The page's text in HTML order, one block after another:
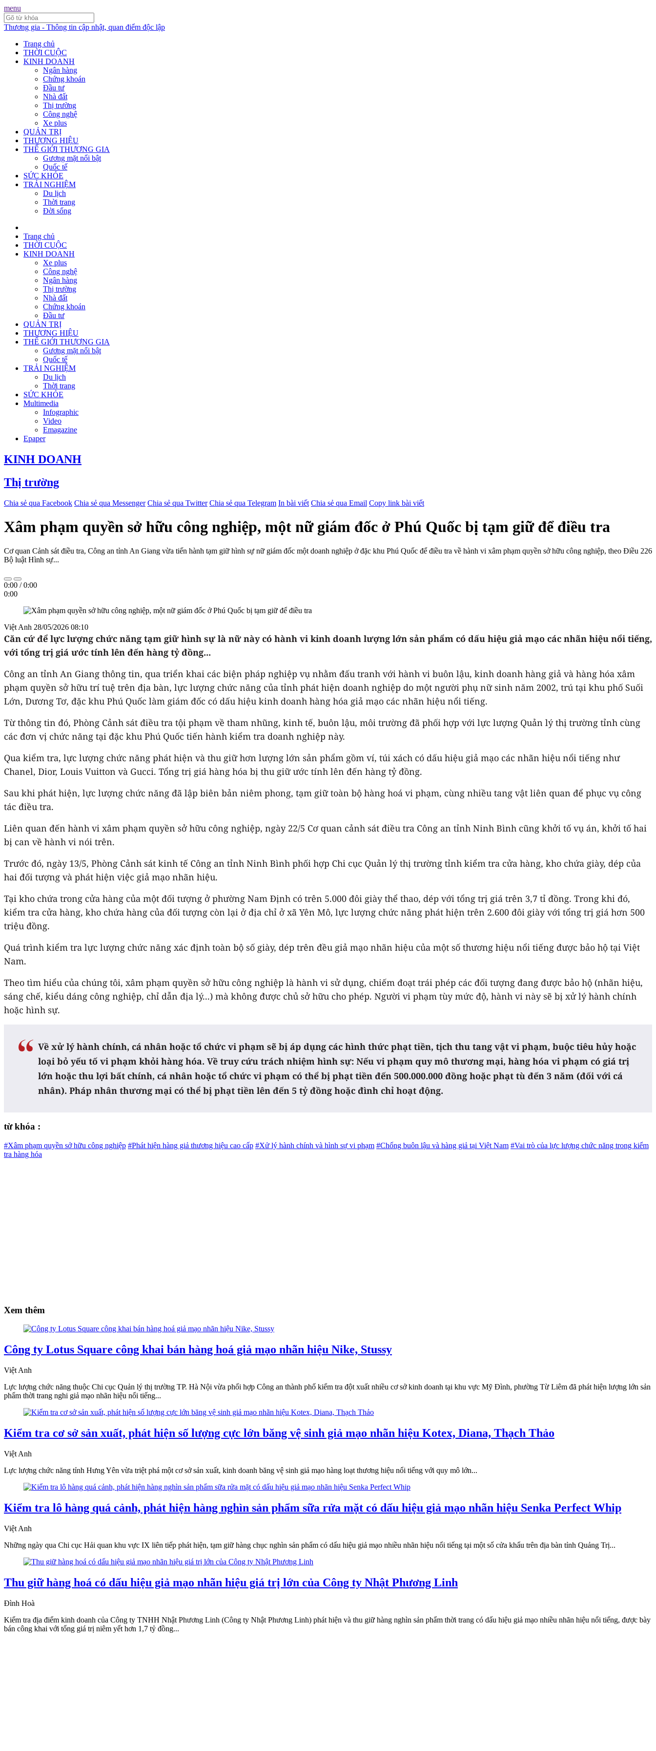
menu
Thương gia - Thông tin cập nhật, quan điểm độc lập
Trang chủ
THỜI CUỘC
KINH DOANH
Ngân hàng
Chứng khoán
Đầu tư
Nhà đất
Thị trường
Công nghệ
Xe plus
QUẢN TRỊ
THƯƠNG HIỆU
THẾ GIỚI THƯƠNG GIA
Gương mặt nổi bật
Quốc tế
SỨC KHỎE
TRẢI NGHIỆM
Du lịch
Thời trang
Đời sống
Trang chủ
THỜI CUỘC
KINH DOANH
Xe plus
Công nghệ
Ngân hàng
Thị trường
Nhà đất
Chứng khoán
Đầu tư
QUẢN TRỊ
THƯƠNG HIỆU
THẾ GIỚI THƯƠNG GIA
Gương mặt nổi bật
Quốc tế
TRẢI NGHIỆM
Du lịch
Thời trang
SỨC KHỎE
Multimedia
Infographic
Video
Emagazine
Epaper
KINH DOANH
Thị trường
Chia sẻ qua Facebook Chia sẻ qua Messenger Chia sẻ qua Twitter Chia sẻ qua Telegram In bài viết Chia sẻ qua Email Copy link bài viết
Xâm phạm quyền sở hữu công nghiệp, một nữ giám đốc ở Phú Quốc bị tạm giữ để điều tra
Cơ quan Cảnh sát điều tra, Công an tỉnh An Giang vừa tiến hành tạm giữ hình sự nữ giám đốc một doanh nghiệp ở đặc khu Phú Quốc để điều tra về hành vi xâm phạm quyền sở hữu công nghiệp, theo Điều 226
Bộ luật Hình sự...
0:00 /0:00
0:00
Việt Anh 28/05/2026 08:10
Căn cứ để lực lượng chức năng tạm giữ hình sự là nữ này có hành vi kinh doanh lượng lớn sản phẩm có dấu hiệu giả mạo các nhãn hiệu nổi tiếng,
với tổng trị giá ước tính lên đến hàng tỷ đồng...
Công an tỉnh An Giang thông tin, qua triển khai các biện pháp nghiệp vụ nhằm đấu tranh với hành vi buôn lậu, kinh doanh hàng giả và hàng hóa xâm
phạm quyền sở hữu trí tuệ trên địa bàn, lực lượng chức năng của tỉnh phát hiện doanh nghiệp do một người phụ nữ sinh năm 2002, trú tại khu phố Suối
Lớn, Dương Tơ, đặc khu Phú Quốc làm giám đốc có dấu hiệu kinh doanh hàng hóa giả mạo các nhãn hiệu nổi tiếng.
Từ thông tin đó, Phòng Cảnh sát điều tra tội phạm về tham nhũng, kinh tế, buôn lậu, môi trường đã phối hợp với lực lượng Quản lý thị trường tỉnh cùng
các đơn vị chức năng tại đặc khu Phú Quốc tiến hành kiểm tra doanh nghiệp này.
Qua kiểm tra, lực lượng chức năng phát hiện và thu giữ hơn lượng lớn sản phẩm gồm ví, túi xách có dấu hiệu giả mạo các nhãn hiệu nổi tiếng như
Chanel, Dior, Louis Vuitton và Gucci. Tổng trị giá hàng hóa bị thu giữ ước tính lên đến hàng tỷ đồng.
Sau khi phát hiện, lực lượng chức năng đã lập biên bản niêm phong, tạm giữ toàn bộ hàng hoá vi phạm, cùng nhiều tang vật liên quan để phục vụ công
tác điều tra.
Liên quan đến hành vi xâm phạm quyền sở hữu công nghiệp, ngày 22/5 Cơ quan cảnh sát điều tra Công an tỉnh Ninh Bình cũng khởi tố vụ án, khởi tố hai
bị can về hành vi nói trên.
Trước đó, ngày 13/5, Phòng Cảnh sát kinh tế Công an tỉnh Ninh Bình phối hợp Chi cục Quản lý thị trường tỉnh kiểm tra cửa hàng, kho chứa giày, dép của
hai đối tượng và phát hiện việc giả mạo nhãn hiệu.
Tại kho chứa trong cửa hàng của một đối tượng ở phường Nam Định có trên 5.000 đôi giày thể thao, dép với tổng trị giá trên 3,7 tỉ đồng. Trong khi đó,
kiểm tra cửa hàng, kho chứa hàng của đối tượng còn lại ở địa chỉ ở xã Yên Mô, lực lượng chức năng phát hiện trên 2.600 đôi giày với tổng trị giá hơn 500
triệu đồng.
Quá trình kiểm tra lực lượng chức năng xác định toàn bộ số giày, dép trên đều giả mạo nhãn hiệu của một số thương hiệu nổi tiếng được bảo hộ tại Việt
Nam.
Theo tìm hiểu của chúng tôi, xâm phạm quyền sở hữu công nghiệp là hành vi sử dụng, chiếm đoạt trái phép các đối tượng đang được bảo hộ (nhãn hiệu,
sáng chế, kiểu dáng công nghiệp, chỉ dẫn địa lý...) mà không được chủ sở hữu cho phép. Người vi phạm tùy mức độ, hành vi này sẽ bị xử lý hành chính
hoặc hình sự.
Về xử lý hành chính, cá nhân hoặc tổ chức vi phạm sẽ bị áp dụng các hình thức phạt tiền, tịch thu tang vật vi phạm, buộc tiêu hủy hoặc
loại bỏ yếu tố vi phạm khỏi hàng hóa. Về truy cứu trách nhiệm hình sự: Nếu vi phạm quy mô thương mại, hàng hóa vi phạm có giá trị
lớn hoặc thu lợi bất chính, cá nhân hoặc tổ chức vi phạm có thể bị phạt tiền đến 500.000.000 đồng hoặc phạt tù đến 3 năm (đối với cá
nhân). Pháp nhân thương mại có thể bị phạt tiền lên đến 5 tỷ đồng hoặc đình chỉ hoạt động.
từ khóa :
#Xâm phạm quyền sở hữu công nghiệp #Phát hiện hàng giả thương hiệu cao cấp #Xử lý hành chính và hình sự vi phạm #Chống buôn lậu và hàng giả tại Việt Nam #Vai trò của lực lượng chức năng trong kiểm
tra hàng hóa
Xem thêm
Công ty Lotus Square công khai bán hàng hoá giả mạo nhãn hiệu Nike, Stussy
Việt Anh
Lực lượng chức năng thuộc Chi cục Quản lý thị trường TP. Hà Nội vừa phối hợp Công an thành phố kiểm tra đột xuất nhiều cơ sở kinh doanh tại khu vực Mỹ Đình, phường Từ Liêm đã phát hiện lượng lớn sản
phẩm thời trang nghi giả mạo nhãn hiệu nổi tiếng...
Kiểm tra cơ sở sản xuất, phát hiện số lượng cực lớn băng vệ sinh giả mạo nhãn hiệu Kotex, Diana, Thạch Thảo
Việt Anh
Lực lượng chức năng tỉnh Hưng Yên vừa triệt phá một cơ sở sản xuất, kinh doanh băng vệ sinh giả mạo hàng loạt thương hiệu nổi tiếng với quy mô lớn...
Kiểm tra lô hàng quá cảnh, phát hiện hàng nghìn sản phẩm sữa rửa mặt có dấu hiệu giả mạo nhãn hiệu Senka Perfect Whip
Việt Anh
Những ngày qua Chi cục Hải quan khu vực IX liên tiếp phát hiện, tạm giữ hàng chục nghìn sản phẩm có dấu hiệu giả mạo nhiều nhãn hiệu nổi tiếng tại một số cửa khẩu trên địa bàn tỉnh Quảng Trị...
Thu giữ hàng hoá có dấu hiệu giả mạo nhãn hiệu giá trị lớn của Công ty Nhật Phương Linh
Đình Hoà
Kiểm tra địa điểm kinh doanh của Công ty TNHH Nhật Phương Linh (Công ty Nhật Phương Linh) phát hiện và thu giữ hàng nghìn sản phẩm thời trang có dấu hiệu giả mạo nhiều nhãn hiệu nổi tiếng, được bày
bán công khai với tổng giá trị niêm yết hơn 1,7 tỷ đồng...